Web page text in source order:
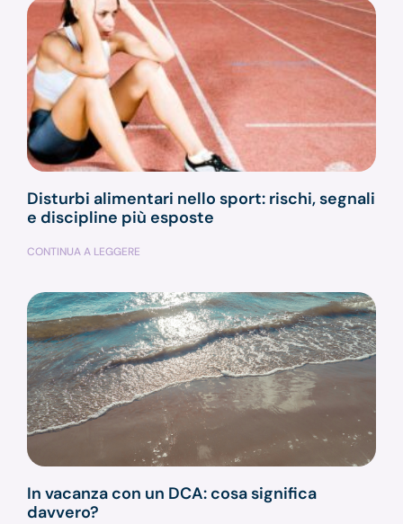
Disturbi alimentari nello sport: rischi, segnali
e discipline più esposte
CONTINUA A LEGGERE
In vacanza con un DCA: cosa significa
davvero?